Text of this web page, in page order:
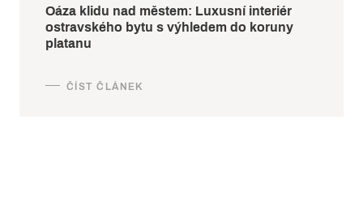
Oáza klidu nad městem: Luxusní interiér
ostravského bytu s výhledem do koruny
platanu